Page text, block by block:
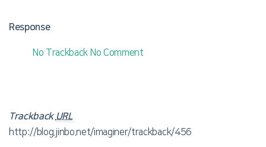
Response
No Trackback No Comment
Trackback URL
http://blog.jinbo.net/imaginer/trackback/456